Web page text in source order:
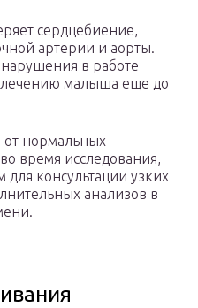
сердцебиение,
артерии и аорты.
в работе
малыша еще до
нормальных
время исследования,
консультации узких
анализов в